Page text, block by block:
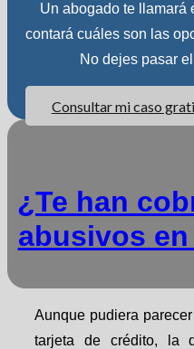
Un abogado te llamará
contará cuáles son las
No dejes pasar
Consultar mi caso
¿Te han
abusivos
Aunque pudiera
tarjeta de crédito, la